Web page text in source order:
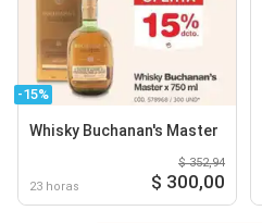
-15%
Whisky Buchanan's Master
23 horas
$ 352,94
$ 300,00